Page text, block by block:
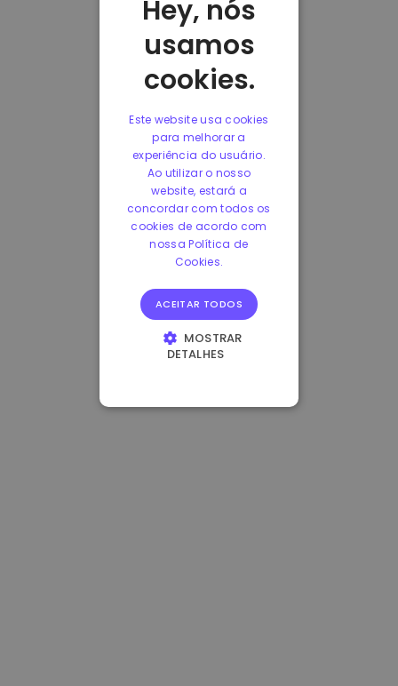
Hey, nós
usamos
cookies.
Este website usa cookies
para melhorar a
experiência do usuário.
Ao utilizar o nosso
website, estará a
concordar com todos os
cookies de acordo com
nossa Política de
Cookies.
ACEITAR TODOS
MOSTRAR
DETALHES